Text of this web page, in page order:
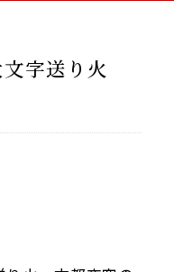
字送り火
会」